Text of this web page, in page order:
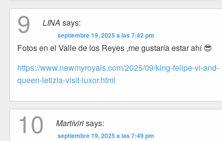
9 LINA says:
septiembre 19, 2025 a las 7:42 pm
Fotos en el Valle de los Reyes ,me gustaría estar ahí 😎
https://www.newmyroyals.com/2025/09/king-felipe-vi-and-
queen-letizia-visit-luxor.html
10 Martívirisays:
septiembre 19, 2025 a las 7:49 pm